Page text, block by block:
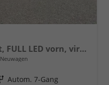
Extra Front + Lane Assist, FULL LED vorn, virtuelles Cockpit, manuelle Klima, Parksensoren hinten, ISOFIX, el. Fensterheber vorn uvm.
Neuwagen
Getriebe Autom. 7-Gang